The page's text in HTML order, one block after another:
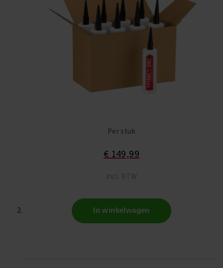
Per stuk
€ 149,99
Incl. BTW
In winkelwagen